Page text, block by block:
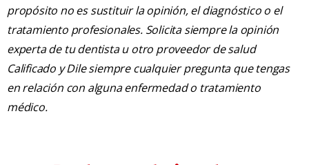
propósito no es sustituir la opinión, el diagnóstico o el
tratamiento profesionales. Solicita siempre la opinión
experta de tu dentista u otro proveedor de salud
Calificado y Dile siempre cualquier pregunta que tengas
en relación con alguna enfermedad o tratamiento
médico.